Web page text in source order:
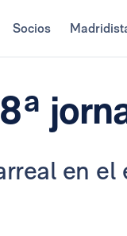
Socios
en el